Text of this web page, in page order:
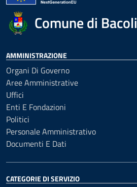
Comune di Bacoli
AMMINISTRAZIONE
Organi Di Governo
Aree Amministrative
Uffici
Enti E Fondazioni
Politici
Personale Amministrativo
Documenti E Dati
CATEGORIE DI SERVIZIO